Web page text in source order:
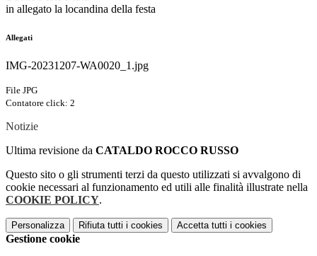
in allegato la locandina della festa
Allegati
IMG-20231207-WA0020_1.jpg
File JPG
Contatore click: 2
Notizie
Ultima revisione da CATALDO ROCCO RUSSO
Questo sito o gli strumenti terzi da questo utilizzati si avvalgono di
cookie necessari al funzionamento ed utili alle finalità illustrate nella
COOKIE POLICY.
Personalizza Rifiuta tutti i cookies Accetta tutti i cookies
Gestione cookie